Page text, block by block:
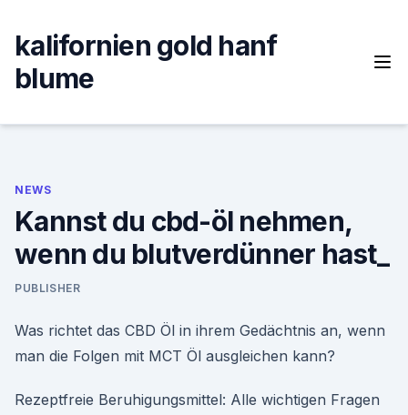
content
kalifornien gold hanf
blume
NEWS
Kannst du cbd-öl nehmen,
wenn du blutverdünner hast_
PUBLISHER
Was richtet das CBD Öl in ihrem Gedächtnis an, wenn
man die Folgen mit MCT Öl ausgleichen kann?
Rezeptfreie Beruhigungsmittel: Alle wichtigen Fragen